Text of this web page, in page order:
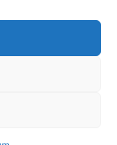
– Freitag von